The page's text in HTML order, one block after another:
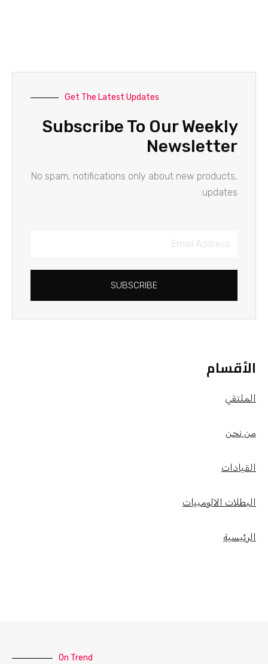
Get The Latest Updates
Subscribe To Our Weekly
Newsletter
No spam, notifications only about new products,
updates.
Email
SUBSCRIBE
الأقسام
الملتقي
من نحن
القيادات
البطلات الالومبيات
الرئيسية
On Trend